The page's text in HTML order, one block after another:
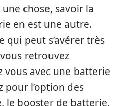
chose, savoir la
en est une autre.
qui peut s’avérer très
retrouvez
vous avec une batterie
pour l’option des
le booster de batterie,